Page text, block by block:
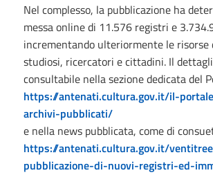
Nel complesso, la pubblicazione ha
messa online di 11.576 registri e
incrementando ulteriormente le risorse
studiosi, ricercatori e cittadini. Il
consultabile nella sezione dedicata del
https://antenati.cultura.gov.it/il-
archivi-pubblicati/
e nella news pubblicata, come di
https://antenati.cultura.gov.it/
pubblicazione-di-nuovi-registri-ed-